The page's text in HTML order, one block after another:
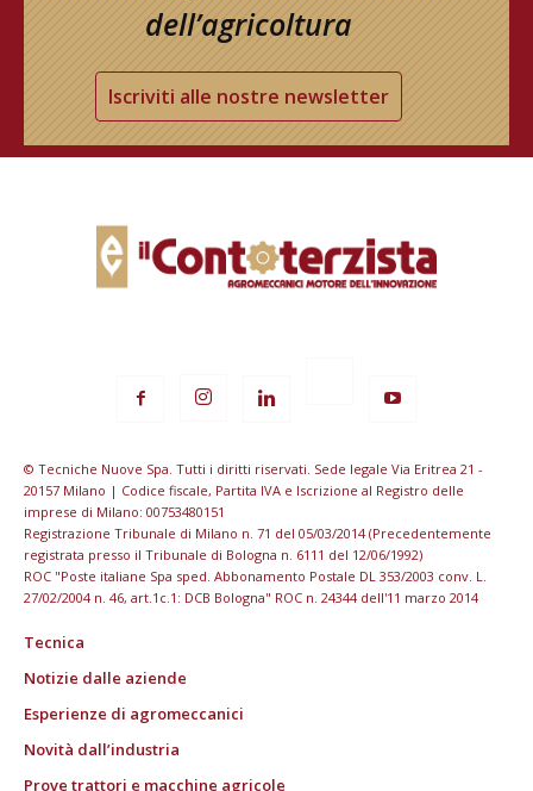
dell’agricoltura
Iscriviti alle nostre newsletter
© Tecniche Nuove Spa. Tutti i diritti riservati. Sede legale Via Eritrea 21 -
20157 Milano | Codice fiscale, Partita IVA e Iscrizione al Registro delle
imprese di Milano: 00753480151
Registrazione Tribunale di Milano n. 71 del 05/03/2014 (Precedentemente
registrata presso il Tribunale di Bologna n. 6111 del 12/06/1992)
ROC "Poste italiane Spa sped. Abbonamento Postale DL 353/2003 conv. L.
27/02/2004 n. 46, art.1c.1: DCB Bologna" ROC n. 24344 dell'11 marzo 2014
Tecnica
Notizie dalle aziende
Esperienze di agromeccanici
Novità dall’industria
Prove trattori e macchine agricole